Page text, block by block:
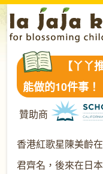
【丫
能做的10件事！
贊助商
香港紅歌星陳美齡
君齊名，後來在日